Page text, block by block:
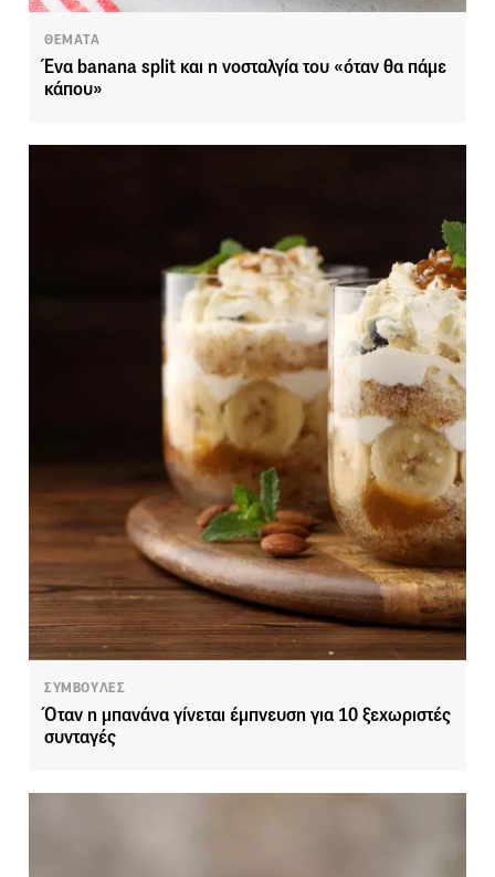
ΘΕΜΑΤΑ
Ένα banana split και η νοσταλγία του «όταν θα πάμε
κάπου»
ΣΥΜΒΟΥΛΕΣ
Όταν η μπανάνα γίνεται έμπνευση για 10 ξεχωριστές
συνταγές